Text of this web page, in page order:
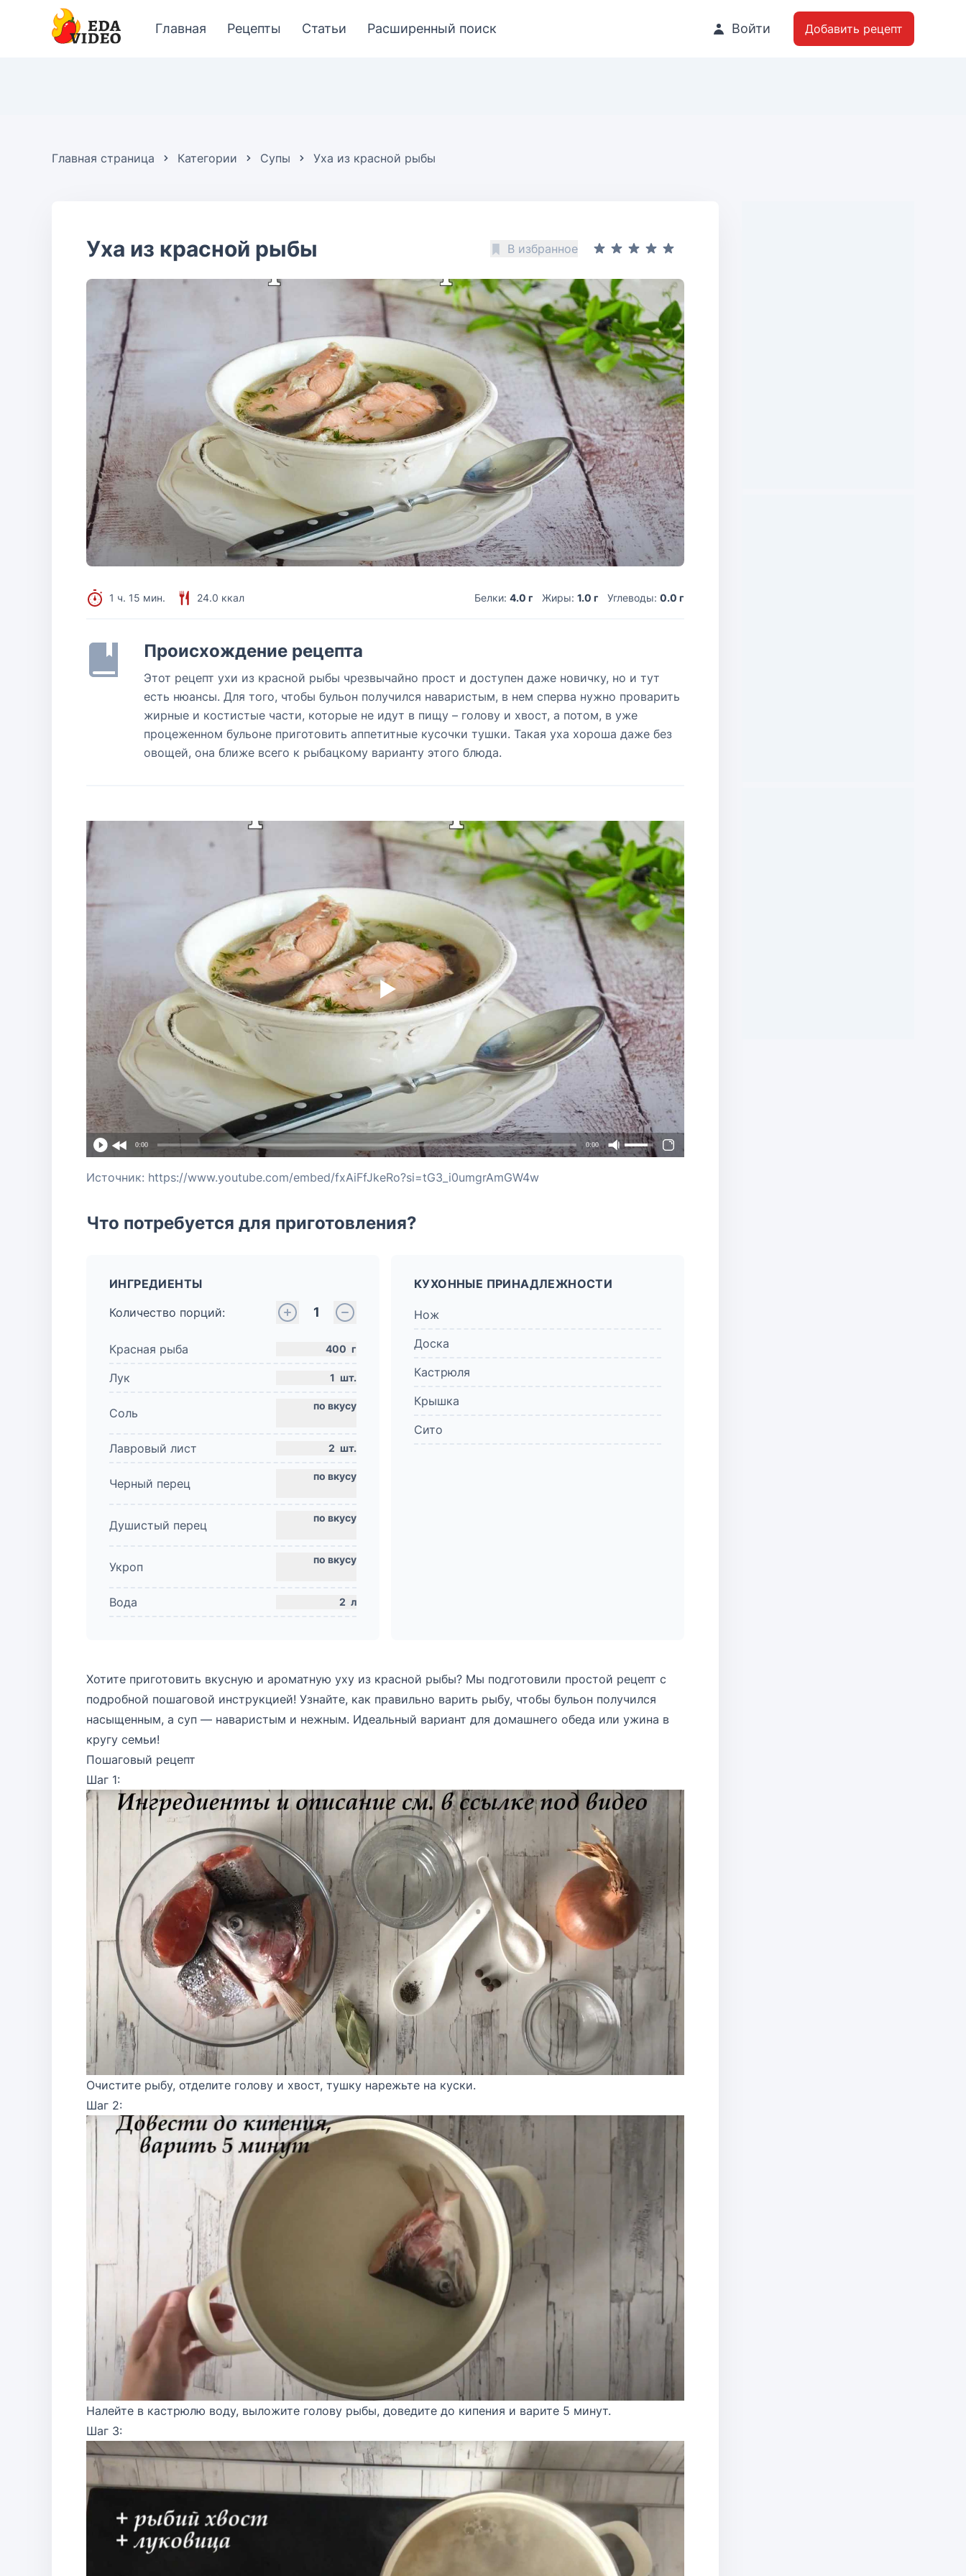
Главная Рецепты Статьи Расширенный поиск Войти Добавить рецепт
Главная страница Категории Супы Уха из красной рыбы
Уха из красной рыбы В избранное
1 ч. 15 мин. 24.0 ккал Белки: 4.0 г Жиры: 1.0 г Углеводы: 0.0 г
Происхождение рецепта
Этот рецепт ухи из красной рыбы чрезвычайно прост и доступен даже новичку, но и тут
есть нюансы. Для того, чтобы бульон получился наваристым, в нем сперва нужно проварить
жирные и костистые части, которые не идут в пищу – голову и хвост, а потом, в уже
процеженном бульоне приготовить аппетитные кусочки тушки. Такая уха хороша даже без
овощей, она ближе всего к рыбацкому варианту этого блюда.
0:00 0:00
Источник: https://www.youtube.com/embed/fxAiFfJkeRo?si=tG3_i0umgrAmGW4w
Что потребуется для приготовления?
ИНГРЕДИЕНТЫ
Количество порций:
1
Красная рыба 400 г
Лук 1 шт.
Соль
Лавровый лист 2 шт.
Черный перец
Душистый перец
Укроп
Вода 2 л
КУХОННЫЕ ПРИНАДЛЕЖНОСТИ
Нож
Доска
Кастрюля
Крышка
Сито
Хотите приготовить вкусную и ароматную уху из красной рыбы? Мы подготовили простой рецепт с
подробной пошаговой инструкцией! Узнайте, как правильно варить рыбу, чтобы бульон получился
насыщенным, а суп — наваристым и нежным. Идеальный вариант для домашнего обеда или ужина в
кругу семьи!
Пошаговый рецепт
Шаг 1:
Очистите рыбу, отделите голову и хвост, тушку нарежьте на куски.
Шаг 2:
Налейте в кастрюлю воду, выложите голову рыбы, доведите до кипения и варите 5 минут.
Шаг 3: